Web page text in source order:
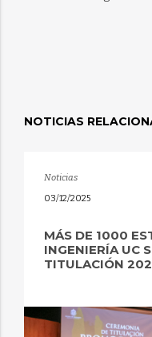
NOTICIAS
Noticias
03/12/2025
MÁS DE 1000
INGENIERÍA UC
TITULACIÓN